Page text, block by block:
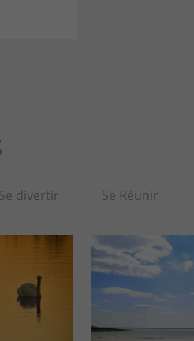
Se divertir Se Réunir